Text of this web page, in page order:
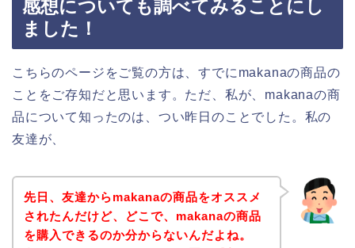
感想についても調べてみることにし
ました！
こちらのページをご覧の方は、すでにmakanaの商品の
ことをご存知だと思います。ただ、私が、makanaの商
品について知ったのは、つい昨日のことでした。私の
友達が、
先日、友達からmakanaの商品をオススメ
されたんだけど、どこで、makanaの商品
を購入できるのか分からないんだよね。